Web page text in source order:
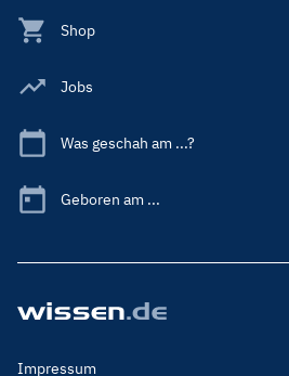
Shop
Jobs
Was geschah am ...?
Geboren am ...
Footer
Impressum